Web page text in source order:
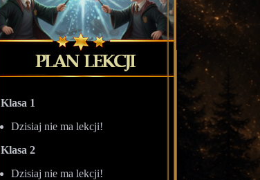
Klasa 1
Dzisiaj nie ma lekcji!
Klasa 2
Dzisiaj nie ma lekcji!